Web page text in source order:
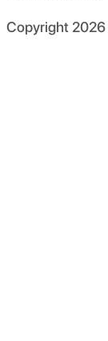
Copyright 2026